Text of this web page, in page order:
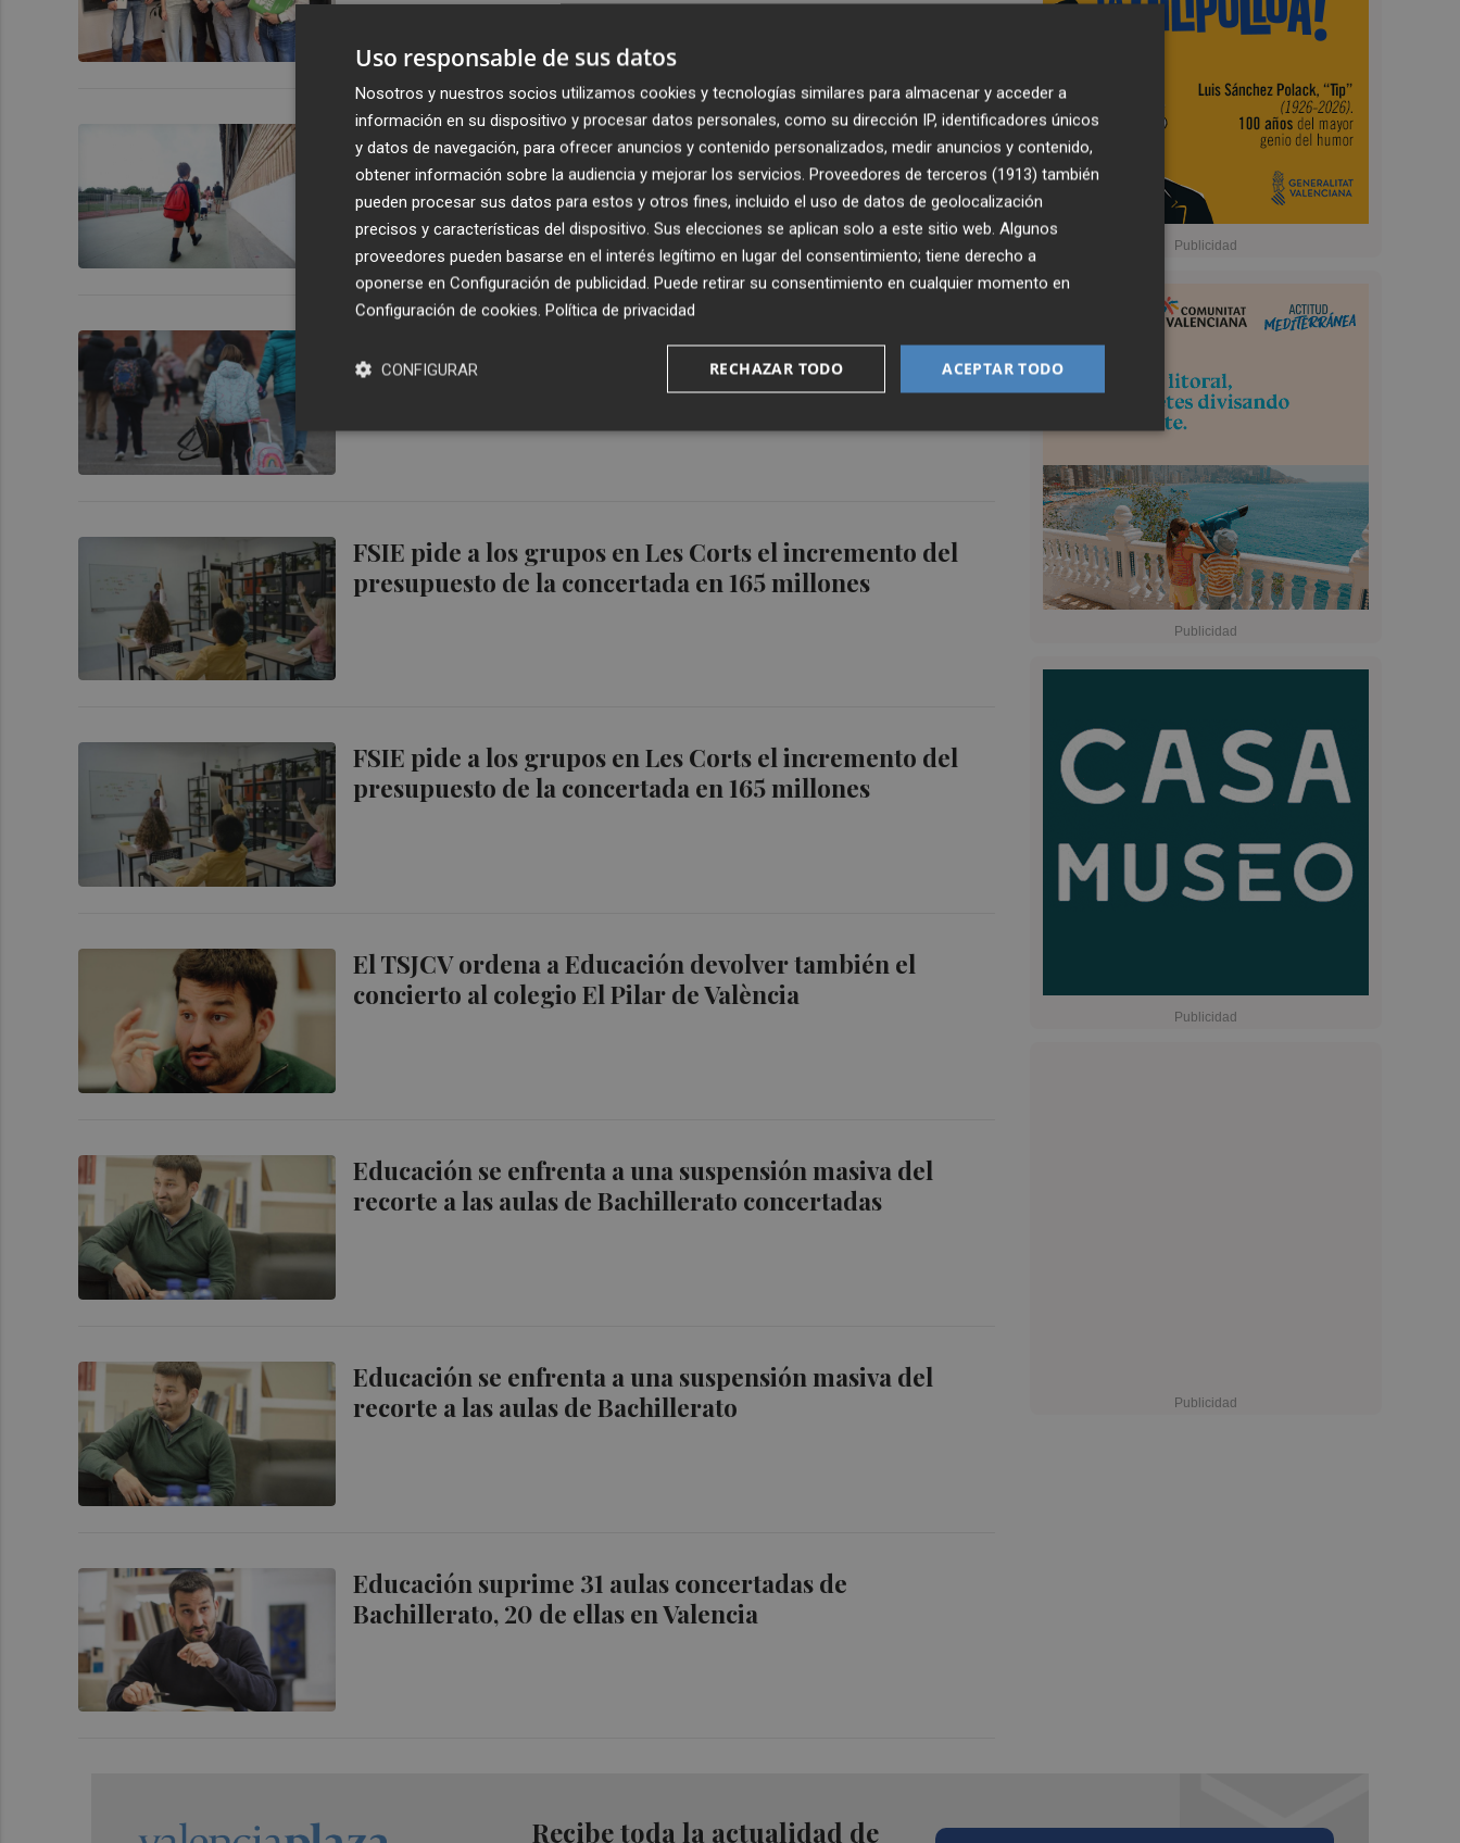
El TSJCV considera que hubo discriminación a la
concertada en las ayudas de refuerzo en el 20-21
El Gobierno advierte a colegios concertados de que no
pueden cobrar a familias por enseñanza obligatoria
FSIE pide a los grupos en Les Corts el incremento del
presupuesto de la concertada en 165 millones
FSIE pide a los grupos en Les Corts el incremento del
presupuesto de la concertada en 165 millones
El TSJCV ordena a Educación devolver también el
concierto al colegio El Pilar de València
Educación se enfrenta a una suspensión masiva del
recorte a las aulas de Bachillerato concertadas
Educación se enfrenta a una suspensión masiva del
recorte a las aulas de Bachillerato
Educación suprime 31 aulas concertadas de
Bachillerato, 20 de ellas en Valencia
Recibe toda la actualidad de
Uso responsable de sus datos
Nosotros y nuestros socios utilizamos cookies y tecnologías similares para almacenar y acceder a
información en su dispositivo y procesar datos personales, como su dirección IP, identificadores únicos
y datos de navegación, para ofrecer anuncios y contenido personalizados, medir anuncios y contenido,
obtener información sobre la audiencia y mejorar los servicios. Proveedores de terceros (1913) también
pueden procesar sus datos para estos y otros fines, incluido el uso de datos de geolocalización
precisos y características del dispositivo. Sus elecciones se aplican solo a este sitio web. Algunos
proveedores pueden basarse en el interés legítimo en lugar del consentimiento; tiene derecho a
oponerse en Configuración de publicidad. Puede retirar su consentimiento en cualquier momento en
Configuración de cookies. Política de privacidad
ACEPTAR TODO
RECHAZAR TODO
CONFIGURAR